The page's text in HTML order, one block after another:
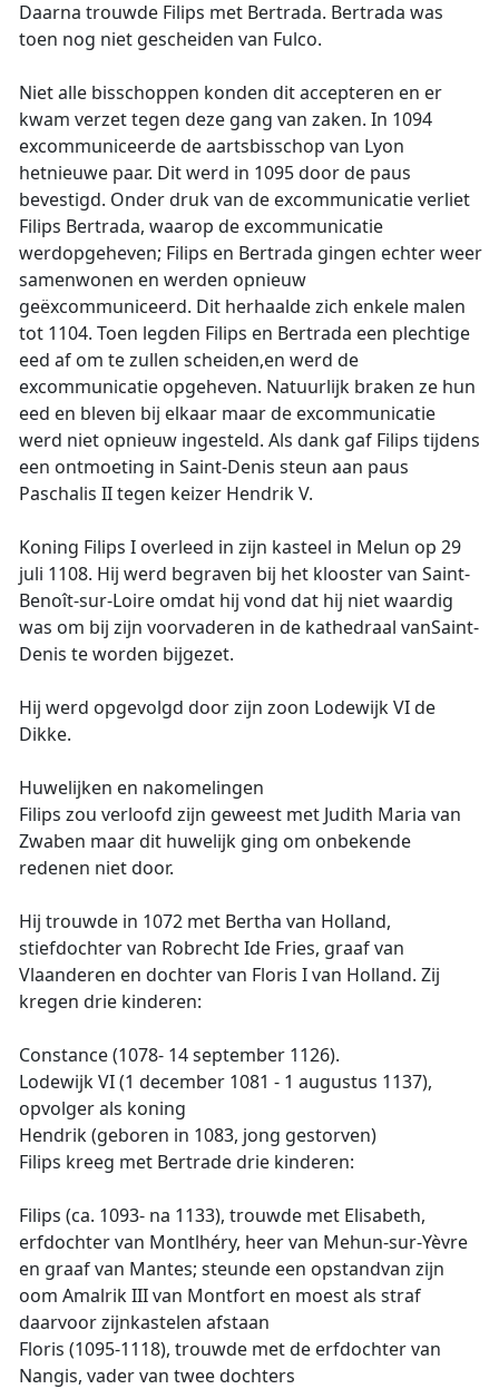
Daarna trouwde Filips met Bertrada. Bertrada was
toen nog niet gescheiden van Fulco.
Niet alle bisschoppen konden dit accepteren en er
kwam verzet tegen deze gang van zaken. In 1094
excommuniceerde de aartsbisschop van Lyon
hetnieuwe paar. Dit werd in 1095 door de paus
bevestigd. Onder druk van de excommunicatie verliet
Filips Bertrada, waarop de excommunicatie
werdopgeheven; Filips en Bertrada gingen echter weer
samenwonen en werden opnieuw
geëxcommuniceerd. Dit herhaalde zich enkele malen
tot 1104. Toen legden Filips en Bertrada een plechtige
eed af om te zullen scheiden,en werd de
excommunicatie opgeheven. Natuurlijk braken ze hun
eed en bleven bij elkaar maar de excommunicatie
werd niet opnieuw ingesteld. Als dank gaf Filips tijdens
een ontmoeting in Saint-Denis steun aan paus
Paschalis II tegen keizer Hendrik V.
Koning Filips I overleed in zijn kasteel in Melun op 29
juli 1108. Hij werd begraven bij het klooster van Saint-
Benoît-sur-Loire omdat hij vond dat hij niet waardig
was om bij zijn voorvaderen in de kathedraal vanSaint-
Denis te worden bijgezet.
Hij werd opgevolgd door zijn zoon Lodewijk VI de
Dikke.
Huwelijken en nakomelingen
Filips zou verloofd zijn geweest met Judith Maria van
Zwaben maar dit huwelijk ging om onbekende
redenen niet door.
Hij trouwde in 1072 met Bertha van Holland,
stiefdochter van Robrecht Ide Fries, graaf van
Vlaanderen en dochter van Floris I van Holland. Zij
kregen drie kinderen:
Constance (1078- 14 september 1126).
Lodewijk VI (1 december 1081 - 1 augustus 1137),
opvolger als koning
Hendrik (geboren in 1083, jong gestorven)
Filips kreeg met Bertrade drie kinderen:
Filips (ca. 1093- na 1133), trouwde met Elisabeth,
erfdochter van Montlhéry, heer van Mehun-sur-Yèvre
en graaf van Mantes; steunde een opstandvan zijn
oom Amalrik III van Montfort en moest als straf
daarvoor zijnkastelen afstaan
Floris (1095-1118), trouwde met de erfdochter van
Nangis, vader van twee dochters